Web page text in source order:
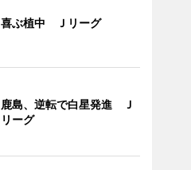
喜ぶ植中 Ｊリーグ
鹿島、逆転で白星発進 Ｊ
リーグ